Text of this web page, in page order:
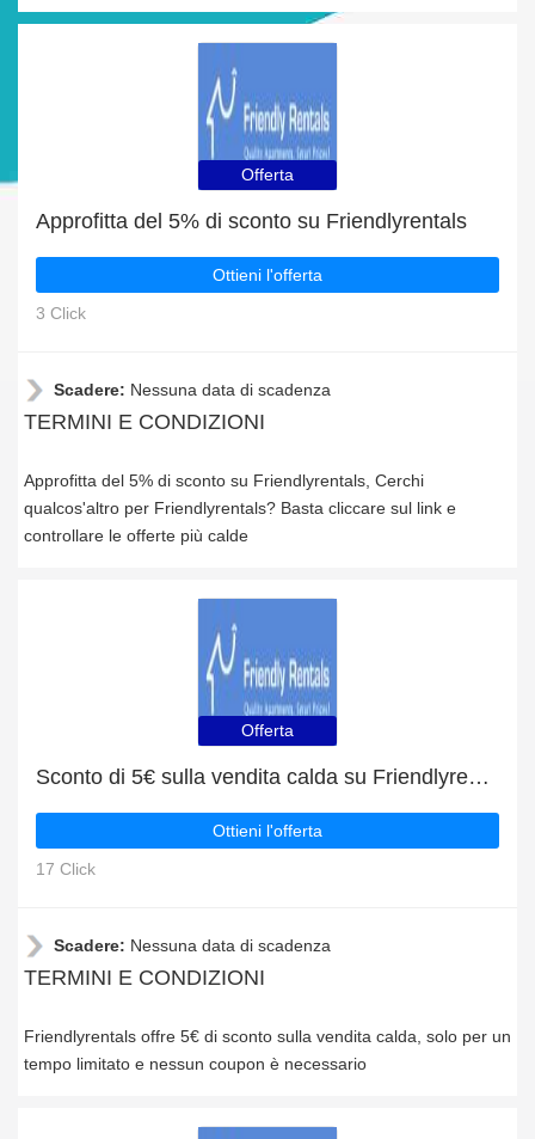
Offerta
Approfitta del 5% di sconto su Friendlyrentals
Ottieni l'offerta
3 Click
Scadere: Nessuna data di scadenza
TERMINI E CONDIZIONI
Approfitta del 5% di sconto su Friendlyrentals, Cerchi
qualcos'altro per Friendlyrentals? Basta cliccare sul link e
controllare le offerte più calde
Offerta
Sconto di 5€ sulla vendita calda su Friendlyrentals
Ottieni l'offerta
17 Click
Scadere: Nessuna data di scadenza
TERMINI E CONDIZIONI
Friendlyrentals offre 5€ di sconto sulla vendita calda, solo per un
tempo limitato e nessun coupon è necessario